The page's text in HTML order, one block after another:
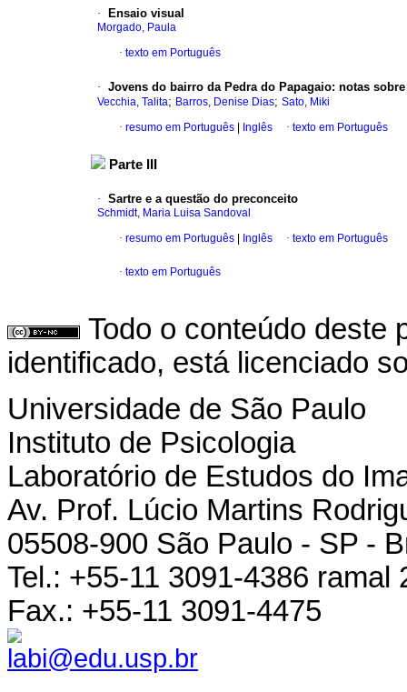
· Ensaio visual
Morgado, Paula
· texto em Português
· Jovens do bairro da Pedra do Papagaio: notas
Vecchia, Talita; Barros, Denise Dias; Sato, Miki
· resumo em Português Inglês · texto em Português
Parte III
· Sartre e a questão do preconceito
Schmidt, Maria Luisa Sandoval
· resumo em Português Inglês · texto em Português
· texto em Português
Todo o conteúdo deste
identificado, está licenciado
Universidade de São Paulo
Instituto de Psicologia
Laboratório de Estudos do
Av. Prof. Lúcio Martins
05508-900 São Paulo - SP -
Tel.: +55-11 3091-4386 ramal
Fax.: +55-11 3091-4475
labi@edu.usp.br